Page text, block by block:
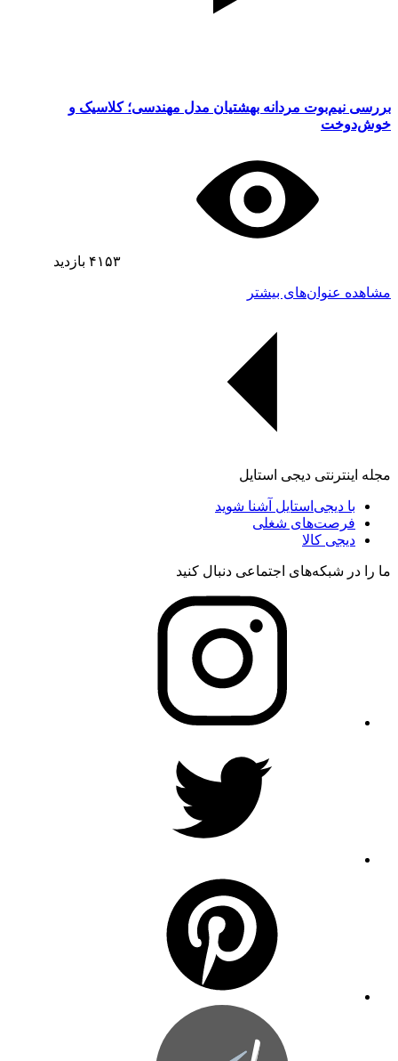
بررسی نیم‌بوت مردانه بهشتیان مدل مهندسی؛ کلاسیک و
خوش‌دوخت
۴۱۵۳ بازدید
مشاهده عنوان‌های بیشتر
مجله اینترنتی دیجی استایل
با دیجی‌استایل آشنا شوید
فرصت‌های شغلی
دیجی کالا
ما را در شبکه‌های اجتماعی دنبال کنید